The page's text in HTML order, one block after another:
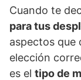
Cuando te
para tus
aspectos que
elección
es el tipo de